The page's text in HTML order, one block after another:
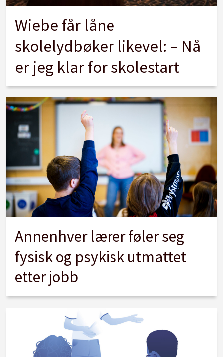
Wiebe får låne
skolelydbøker likevel: – Nå
er jeg klar for skolestart
Annenhver lærer føler seg
fysisk og psykisk utmattet
etter jobb